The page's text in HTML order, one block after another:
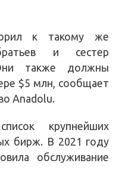
к такому же
и сестер
также должны
$5 млн, сообщает
Anadolu.
крупнейших
бирж. В 2021 году
обслуживание